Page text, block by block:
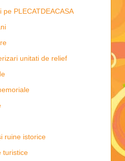
pe PLECATDEACASA
unitati de relief
ruine istorice
turistice